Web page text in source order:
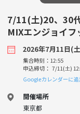
7/11(土)20、30
MIXエンジョイ
2026年7月11日(
集合時刻：12:55
申込締切： 7/11(土)
Googleカレンダーに追
開催場所
東京都